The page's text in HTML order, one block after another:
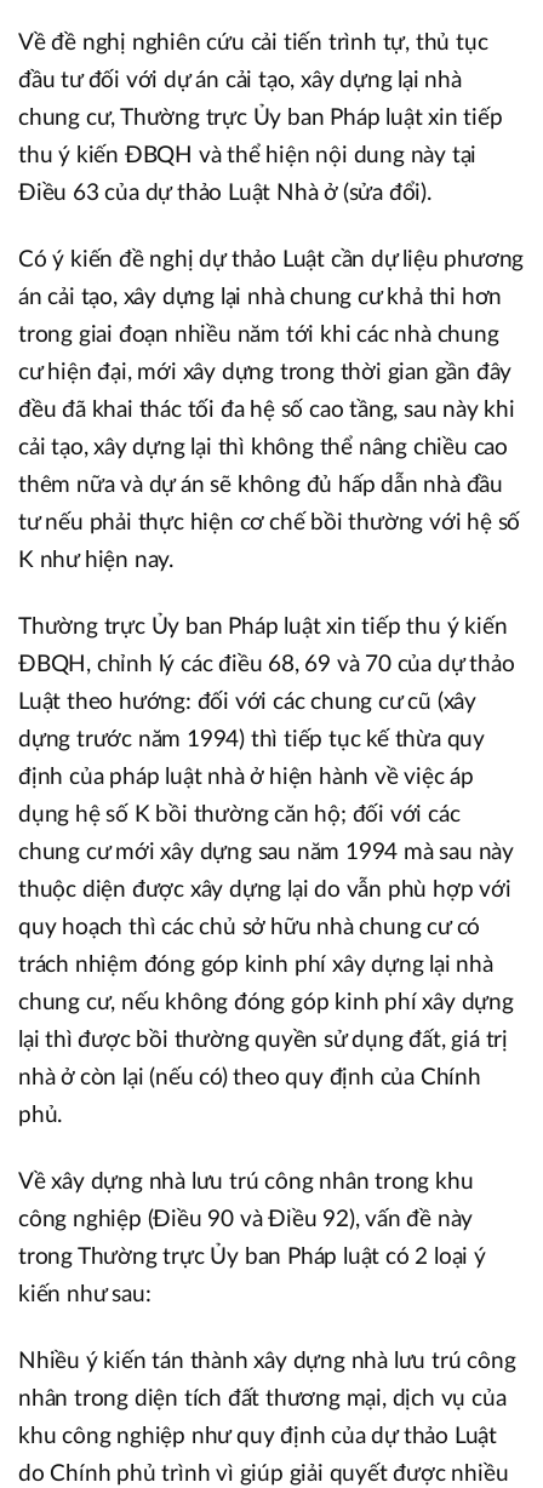
Về đề nghị nghiên cứu cải tiến trình tự, thủ tục
đầu tư đối với dự án cải tạo, xây dựng lại nhà
chung cư, Thường trực Ủy ban Pháp luật xin tiếp
thu ý kiến ĐBQH và thể hiện nội dung này tại
Điều 63 của dự thảo Luật Nhà ở (sửa đổi).
Có ý kiến đề nghị dự thảo Luật cần dự liệu phương
án cải tạo, xây dựng lại nhà chung cư khả thi hơn
trong giai đoạn nhiều năm tới khi các nhà chung
cư hiện đại, mới xây dựng trong thời gian gần đây
đều đã khai thác tối đa hệ số cao tầng, sau này khi
cải tạo, xây dựng lại thì không thể nâng chiều cao
thêm nữa và dự án sẽ không đủ hấp dẫn nhà đầu
tư nếu phải thực hiện cơ chế bồi thường với hệ số
K như hiện nay.
Thường trực Ủy ban Pháp luật xin tiếp thu ý kiến
ĐBQH, chỉnh lý các điều 68, 69 và 70 của dự thảo
Luật theo hướng: đối với các chung cư cũ (xây
dựng trước năm 1994) thì tiếp tục kế thừa quy
định của pháp luật nhà ở hiện hành về việc áp
dụng hệ số K bồi thường căn hộ; đối với các
chung cư mới xây dựng sau năm 1994 mà sau này
thuộc diện được xây dựng lại do vẫn phù hợp với
quy hoạch thì các chủ sở hữu nhà chung cư có
trách nhiệm đóng góp kinh phí xây dựng lại nhà
chung cư, nếu không đóng góp kinh phí xây dựng
lại thì được bồi thường quyền sử dụng đất, giá trị
nhà ở còn lại (nếu có) theo quy định của Chính
phủ.
Về xây dựng nhà lưu trú công nhân trong khu
công nghiệp (Điều 90 và Điều 92), vấn đề này
trong Thường trực Ủy ban Pháp luật có 2 loại ý
kiến như sau:
Nhiều ý kiến tán thành xây dựng nhà lưu trú công
nhân trong diện tích đất thương mại, dịch vụ của
khu công nghiệp như quy định của dự thảo Luật
do Chính phủ trình vì giúp giải quyết được nhiều